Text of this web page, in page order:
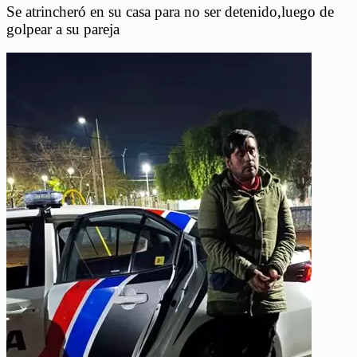
Se atrincheró en su casa para no ser detenido,luego de
golpear a su pareja